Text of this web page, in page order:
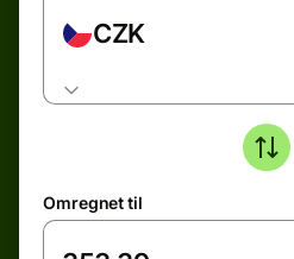
CZK
Omregnet til